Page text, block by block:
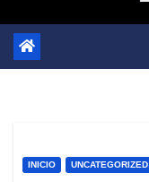
INICIO UNCATEGORIZED